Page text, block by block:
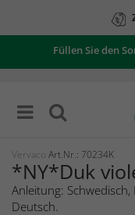
Füllen Sie den
Vervaco Art.Nr.: 70234K
*NY*Duk
Anleitung: Schwedisch,
Deutsch.